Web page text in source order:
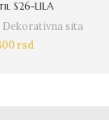
S26-LILA
Dekorativna sita
rsd